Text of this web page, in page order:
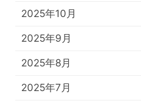
2025年10月
2025年9月
2025年8月
2025年7月